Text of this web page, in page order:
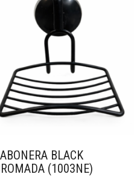
BLACK
(1003NE)